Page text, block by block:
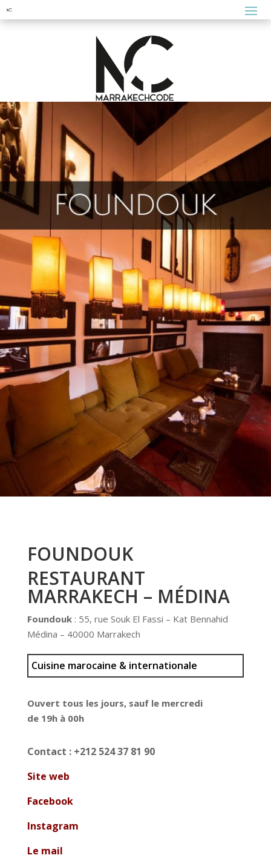
FOUNDOUK
RESTAURANT
MARRAKECH – MÉDINA
Foundouk: 55, rue Souk El Fassi – Kat Bennahid
Médina – 40000 Marrakech
Cuisine marocaine & internationale
Ouvert tous les jours, sauf le mercredi
de 19h à 00h
Contact : +212 524 37 81 90
Site web
Facebook
Instagram
Le mail